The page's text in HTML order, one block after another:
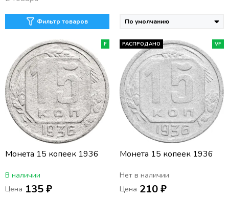
Фильтр товаров
F
Монета 15 копеек 1936
В наличии
Цена 135 ₽
РАСПРОДАНО VF
Монета 15 копеек 1936
Нет в наличии
Цена 210 ₽